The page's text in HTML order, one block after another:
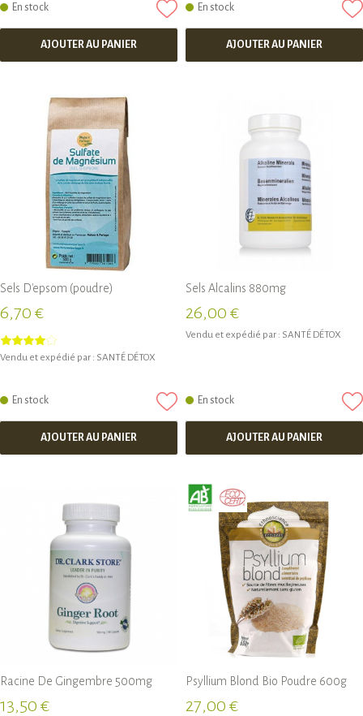
En stock
AJOUTER AU PANIER
En stock
AJOUTER AU PANIER
Sels D'epsom (poudre)
6,70 €
Vendu et expédié par : SANTÉ DÉTOX
En stock
AJOUTER AU PANIER
Sels Alcalins 880mg
26,00 €
Vendu et expédié par : SANTÉ DÉTOX
En stock
AJOUTER AU PANIER
Racine De Gingembre 500mg
13,50 €
Psyllium Blond Bio Poudre 600g
27,00 €